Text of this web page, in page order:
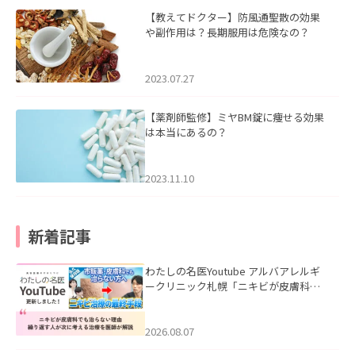
【教えてドクター】防風通聖散の効果
や副作用は？長期服用は危険なの？
2023.07.27
【薬剤師監修】ミヤBM錠に痩せる効果
は本当にあるの？
2023.11.10
新着記事
わたしの名医Youtube アルバアレルギ
ークリニック札幌「ニキビが皮膚科で
ました。
2026.08.07